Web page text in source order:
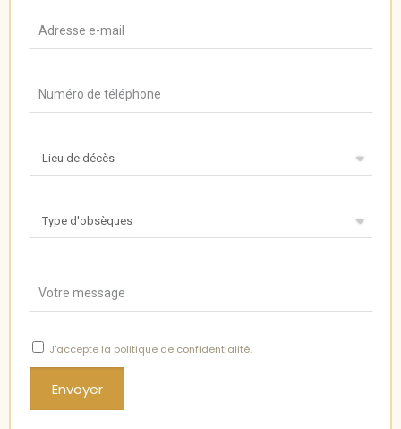
J'acceptela politique de confidentialité.
Envoyer